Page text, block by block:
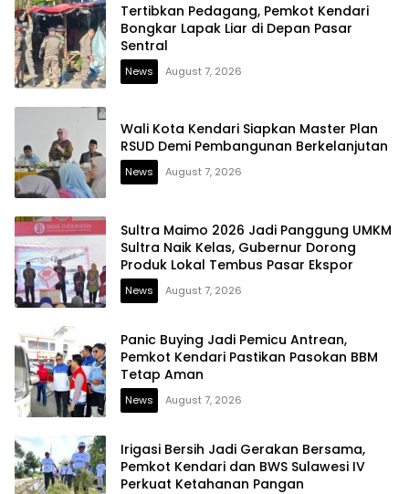
Tertibkan Pedagang, Pemkot Kendari
Bongkar Lapak Liar di Depan Pasar
Sentral
News August 7, 2026
Wali Kota Kendari Siapkan Master Plan
RSUD Demi Pembangunan Berkelanjutan
News August 7, 2026
Sultra Maimo 2026 Jadi Panggung UMKM
Sultra Naik Kelas, Gubernur Dorong
Produk Lokal Tembus Pasar Ekspor
News August 7, 2026
Panic Buying Jadi Pemicu Antrean,
Pemkot Kendari Pastikan Pasokan BBM
Tetap Aman
News August 7, 2026
Irigasi Bersih Jadi Gerakan Bersama,
Pemkot Kendari dan BWS Sulawesi IV
Perkuat Ketahanan Pangan